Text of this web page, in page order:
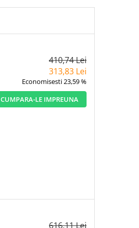
410,74 Lei
313,83 Lei
Economisesti 23,59 %
CUMPARA-LE IMPREUNA
616,11 Lei